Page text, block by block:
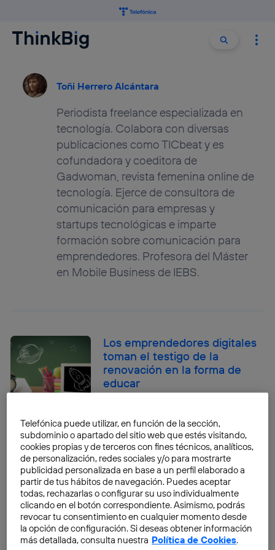
Buscar
Toñi Herrero Alcántara
Periodista freelance especializada en
tecnología. Colabora con diversas
publicaciones como TICbeat y es
cofundadora y coeditora de
Gadwoman, revista femenina online de
tecnología. Ejerce de consultora de
comunicación para empresas y
startups tecnológicas e imparte
formación sobre comunicación para
emprendedores. Profesora del Máster
en Mobile Business de IEBS.
Los emprendedores digitales
toman el testigo de la
renovación en la forma de
educar
Matemáticas para saber cómo
ir a la moda
Toñi Herrero Alcántara
La tecnología alienta el
emprendimiento social
Telefónica puede utilizar, en función de la sección,
subdominio o apartado del sitio web que estés visitando,
cookies propias y de terceros con fines técnicos, analíticos,
de personalización, redes sociales y/o para mostrarte
publicidad personalizada en base a un perfil elaborado a
partir de tus hábitos de navegación. Puedes aceptar
todas, rechazarlas o configurar su uso individualmente
clicando en el botón correspondiente. Asimismo, podrás
revocar tu consentimiento en cualquier momento desde
la opción de configuración. Si deseas obtener información
más detallada, consulta nuestra Política de Cookies.